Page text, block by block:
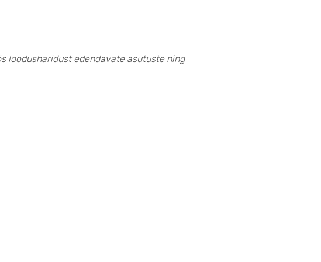
loodusharidust edendavate asutuste ning